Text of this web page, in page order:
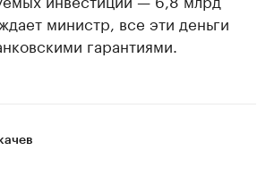
министр, все эти деньги
гарантиями.